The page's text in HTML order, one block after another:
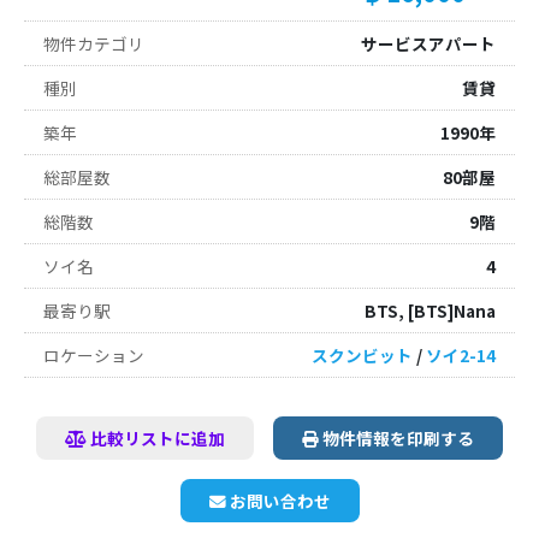
物件カテゴリ
サービスアパート
種別
賃貸
築年
1990年
総部屋数
80部屋
総階数
9階
ソイ名
4
最寄り駅
BTS, [BTS]Nana
ロケーション
スクンビット / ソイ2-14
比較リストに追加 物件情報を印刷する
お問い合わせ